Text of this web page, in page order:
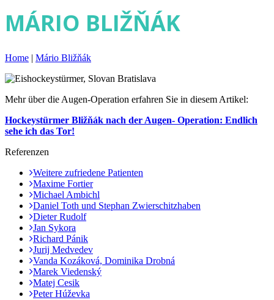
MÁRIO BLIŽŇÁK
Home | Mário Bližňák
Mehr über die Augen-Operation erfahren Sie in diesem Artikel:
Hockeystürmer Bližňák nach der Augen- Operation: Endlich
sehe ich das Tor!
Referenzen
Weitere zufriedene Patienten
Maxime Fortier
Michael Ambichl
Daniel Toth und Stephan Zwierschitzhaben
Dieter Rudolf
Jan Sykora
Richard Pánik
Jurij Medvedev
Vanda Kozáková, Dominika Drobná
Marek Viedenský
Matej Cesik
Peter Húževka